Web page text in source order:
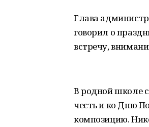
Глава
говорил о
встречу,
В родной школе
честь и ко Дню
композицию.